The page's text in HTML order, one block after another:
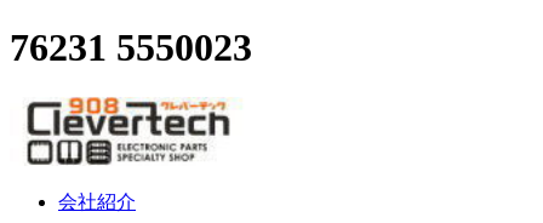
76231 5550023
会社紹介